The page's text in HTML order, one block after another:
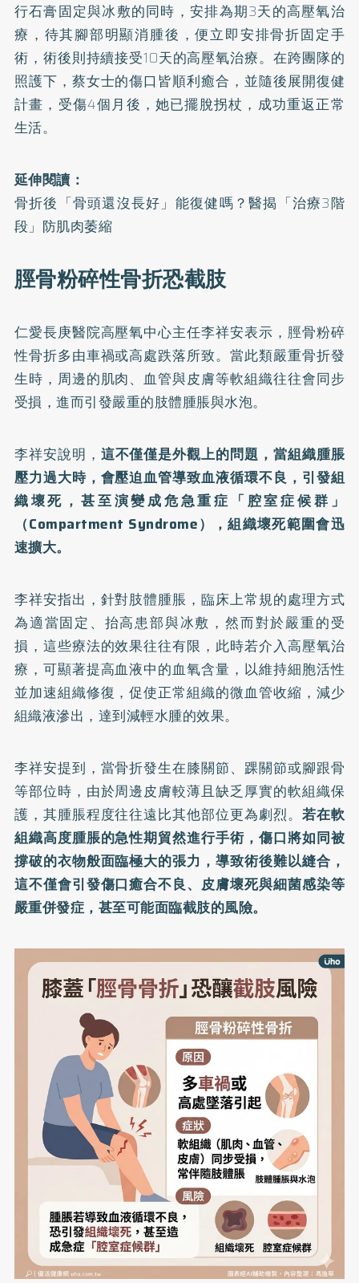
行石膏固定與冰敷的同時，安排為期3天的高壓氧治
療，待其腳部明顯消腫後，便立即安排骨折固定手
術，術後則持續接受10天的高壓氧治療。在跨團隊的
照護下，蔡女士的傷口皆順利癒合，並隨後展開復健
計畫，受傷4個月後，她已擺脫拐杖，成功重返正常
生活。
延伸閱讀：
骨折後「骨頭還沒長好」能復健嗎？醫揭「治療3階
段」防肌肉萎縮
脛骨粉碎性骨折恐截肢
仁愛長庚醫院高壓氧中心主任李祥安表示，脛骨粉碎
性骨折多由車禍或高處跌落所致。當此類嚴重骨折發
生時，周邊的肌肉、血管與皮膚等軟組織往往會同步
受損，進而引發嚴重的肢體腫脹與水泡。
李祥安說明， 這不僅僅是外觀上的問題，當組織腫脹
壓力過大時，會壓迫血管導致血液循環不良，引發組
織壞死，甚至演變成危急重症「腔室症候群」
（Compartment Syndrome），組織壞死範圍會迅
速擴大。
李祥安指出，針對肢體腫脹，臨床上常規的處理方式
為適當固定、抬高患部與冰敷，然而對於嚴重的受
損，這些療法的效果往往有限，此時若介入高壓氧治
療，可顯著提高血液中的血氧含量，以維持細胞活性
並加速組織修復，促使正常組織的微血管收縮，減少
組織液滲出，達到減輕水腫的效果。
李祥安提到，當骨折發生在膝關節、踝關節或腳跟骨
等部位時，由於周邊皮膚較薄且缺乏厚實的軟組織保
護，其腫脹程度往往遠比其他部位更為劇烈。 若在軟
組織高度腫脹的急性期貿然進行手術，傷口將如同被
撐破的衣物般面臨極大的張力，導致術後難以縫合，
這不僅會引發傷口癒合不良、皮膚壞死與細菌感染等
嚴重併發症，甚至可能面臨截肢的風險。